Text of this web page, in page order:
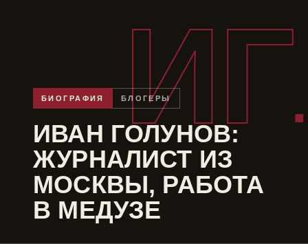
ИГ
БИОГРАФИЯ БЛОГЕРЫ
ИВАН ГОЛУНОВ:
ЖУРНАЛИСТ ИЗ
МОСКВЫ, РАБОТА
В МЕДУЗЕ